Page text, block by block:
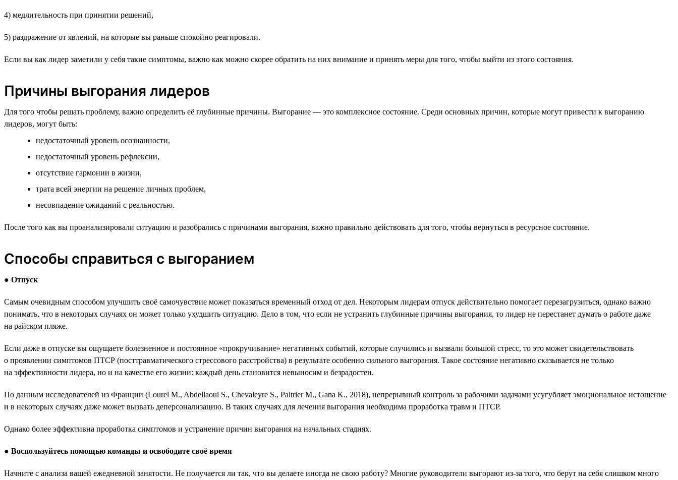
4) медлительность при принятии решений,
5) раздражение от явлений, на которые вы раньше спокойно реагировали.
Если вы как лидер заметили у себя такие симптомы, важно как можно скорее обратить на них внимание и принять меры для того, чтобы выйти из этого состояния.
Причины выгорания лидеров
Для того чтобы решать проблему, важно определить её глубинные причины. Выгорание — это комплексное состояние. Среди основных причин, которые могут привести к выгоранию
лидеров, могут быть:
недостаточный уровень осознанности,
недостаточный уровень рефлексии,
отсутствие гармонии в жизни,
трата всей энергии на решение личных проблем,
несовпадение ожиданий с реальностью.
После того как вы проанализировали ситуацию и разобрались с причинами выгорания, важно правильно действовать для того, чтобы вернуться в ресурсное состояние.
Способы справиться с выгоранием
● Отпуск
Самым очевидным способом улучшить своё самочувствие может показаться временный отход от дел. Некоторым лидерам отпуск действительно помогает перезагрузиться, однако важно
понимать, что в некоторых случаях он может только ухудшить ситуацию. Дело в том, что если не устранить глубинные причины выгорания, то лидер не перестанет думать о работе даже
на райском пляже.
Если даже в отпуске вы ощущаете болезненное и постоянное «прокручивание» негативных событий, которые случились и вызвали большой стресс, то это может свидетельствовать
о проявлении симптомов ПТСР (посттравматического стрессового расстройства) в результате особенно сильного выгорания. Такое состояние негативно сказывается не только
на эффективности лидера, но и на качестве его жизни: каждый день становится невыносим и безрадостен.
По данным исследователей из Франции (Lourel M., Abdellaoui S., Chevaleyre S., Paltrier M., Gana K., 2018), непрерывный контроль за рабочими задачами усугубляет эмоциональное истощение
и в некоторых случаях даже может вызвать деперсонализацию. В таких случаях для лечения выгорания необходима проработка травм и ПТСР.
Однако более эффективна проработка симптомов и устранение причин выгорания на начальных стадиях.
● Воспользуйтесь помощью команды и освободите своё время
Начните с анализа вашей ежедневной занятости. Не получается ли так, что вы делаете иногда не свою работу? Многие руководители выгорают из-за того, что берут на себя слишком много